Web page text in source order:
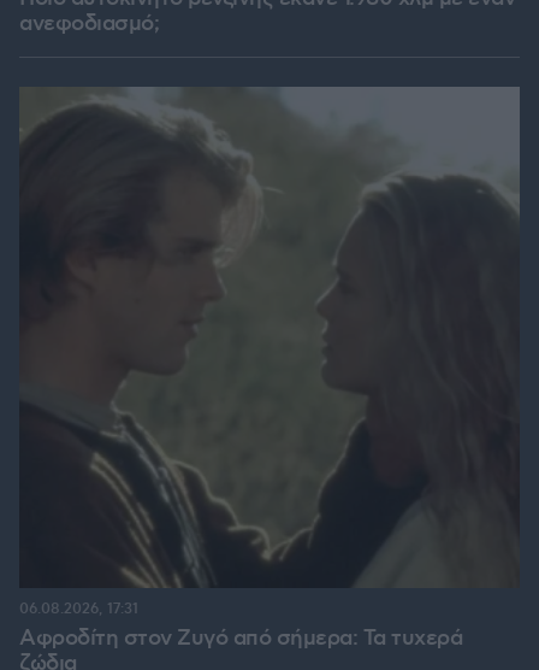
ανεφοδιασμό;
Αφροδίτη στον Ζυγό από σήμερα: Τα τυχερά
ζώδια
06.08.2026, 17:31